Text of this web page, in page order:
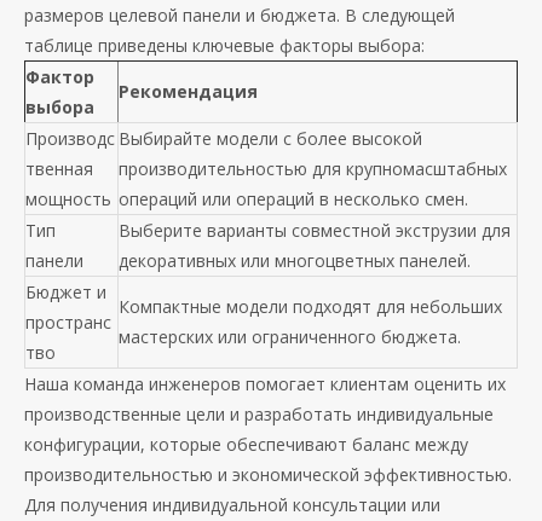
размеров целевой панели и бюджета. В следующей
таблице приведены ключевые факторы выбора:
Фактор
выбора
Рекомендация
Производс
твенная
мощность
Выбирайте модели с более высокой
производительностью для крупномасштабных
операций или операций в несколько смен.
Тип
панели
Выберите варианты совместной экструзии для
декоративных или многоцветных панелей.
Бюджет и
пространс
тво
Компактные модели подходят для небольших
мастерских или ограниченного бюджета.
Наша команда инженеров помогает клиентам оценить их
производственные цели и разработать индивидуальные
конфигурации, которые обеспечивают баланс между
производительностью и экономической эффективностью.
Для получения индивидуальной консультации или